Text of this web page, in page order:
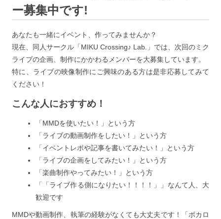
ー募集中です!
あなたも一緒にイベント、作ってみませんか？
現在、同人サークル「MIKU Crossing♪ Lab.」では、次回のミク
ライブの企画、制作にかかわるメンバーを大募集しています。
特に、ライブの映像制作にご興味のある方は是非応募してみて
ください！
こんな人におすすめ！
「MMDを使いたい！」という方
「ライブの動画制作をしたい！」という方
「イベントレポや記事を書いてみたい！」という方
「ライブの企画をしてみたい！」という方
「楽曲制作やってみたい！」という方
「「ライブ作る側になりたい！！！！」」なんて人、大
歓迎です
MMDや動画制作、執筆の経験がなくても大丈夫です！「ボカロ